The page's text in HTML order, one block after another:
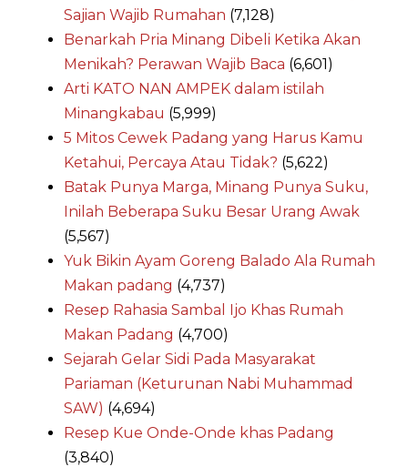
Sajian Wajib Rumahan (7,128)
Benarkah Pria Minang Dibeli Ketika Akan
Menikah? Perawan Wajib Baca (6,601)
Arti KATO NAN AMPEK dalam istilah
Minangkabau (5,999)
5 Mitos Cewek Padang yang Harus Kamu
Ketahui, Percaya Atau Tidak? (5,622)
Batak Punya Marga, Minang Punya Suku,
Inilah Beberapa Suku Besar Urang Awak
(5,567)
Yuk Bikin Ayam Goreng Balado Ala Rumah
Makan padang (4,737)
Resep Rahasia Sambal Ijo Khas Rumah
Makan Padang (4,700)
Sejarah Gelar Sidi Pada Masyarakat
Pariaman (Keturunan Nabi Muhammad
SAW) (4,694)
Resep Kue Onde-Onde khas Padang
(3,840)